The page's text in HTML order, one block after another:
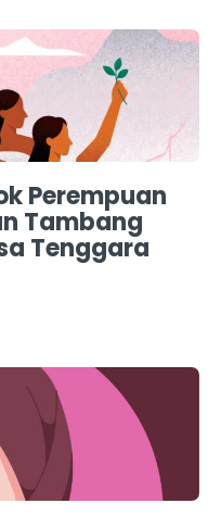
Perempuan
Tambang
Tenggara